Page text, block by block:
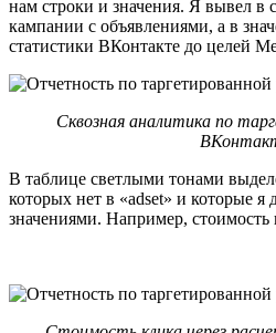
нам строки и значения. Я вывел в
кампании с объявлениями, а в
статистики ВКонтакте до целей
Сквозная аналитика по
В таблице светлыми тонами
которых нет в «adset» и которые я
значениями. Например,